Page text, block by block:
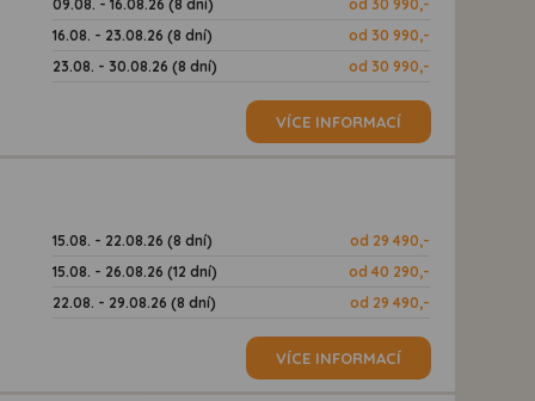
09.08. - 16.08.26 (8 dní)
od 30 990,-
16.08. - 23.08.26 (8 dní)
od 30 990,-
23.08. - 30.08.26 (8 dní)
od 30 990,-
VÍCE INFORMACÍ
15.08. - 22.08.26 (8 dní)
od 29 490,-
15.08. - 26.08.26 (12 dní)
od 40 290,-
22.08. - 29.08.26 (8 dní)
od 29 490,-
VÍCE INFORMACÍ